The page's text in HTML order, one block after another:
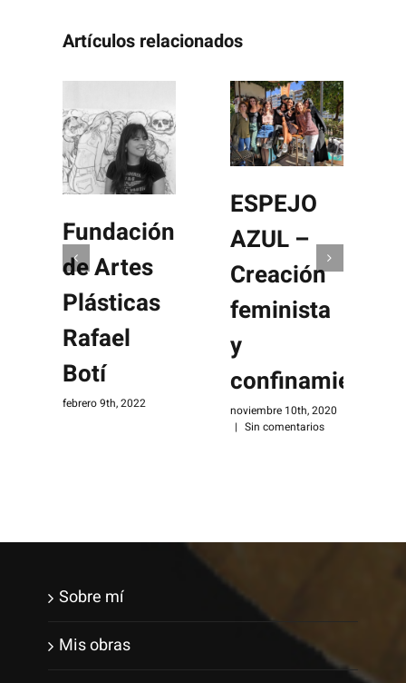
Artículos relacionados
Fundación
de Artes
Plásticas
Rafael
Botí
febrero 9th, 2022
ESPEJO
AZUL –
Creación
feminista
y
confinamiento
noviembre 10th, 2020
| Sin comentarios
Sobre mí
Mis obras